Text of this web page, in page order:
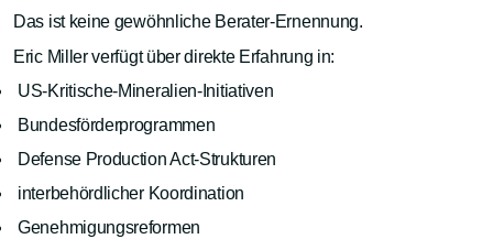
Das ist keine gewöhnliche Berater-Ernennung.
Eric Miller verfügt über direkte Erfahrung in:
US-Kritische-Mineralien-Initiativen
Bundesförderprogrammen
Defense Production Act-Strukturen
interbehördlicher Koordination
Genehmigungsreformen